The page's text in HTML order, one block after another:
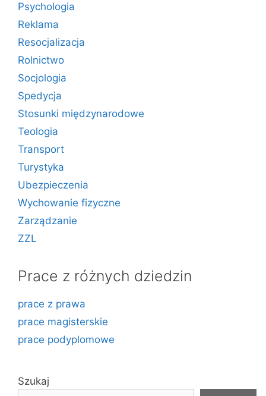
Psychologia
Reklama
Resocjalizacja
Rolnictwo
Socjologia
Spedycja
Stosunki międzynarodowe
Teologia
Transport
Turystyka
Ubezpieczenia
Wychowanie fizyczne
Zarządzanie
ZZL
Prace z różnych dziedzin
prace z prawa
prace magisterskie
prace podyplomowe
Szukaj